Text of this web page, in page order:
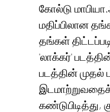
கோல்டு
மதிப்பிலான
தங்கள்
'லாக்கர்'
படத்தின் முதல்
இடமாற்றுவதைக்